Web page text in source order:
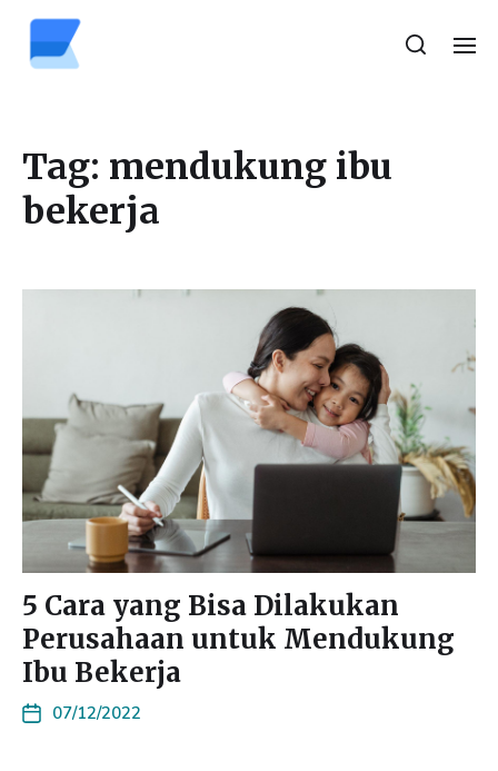
Tag: mendukung ibu
bekerja
5 Cara yang Bisa Dilakukan
Perusahaan untuk Mendukung
Ibu Bekerja
07/12/2022